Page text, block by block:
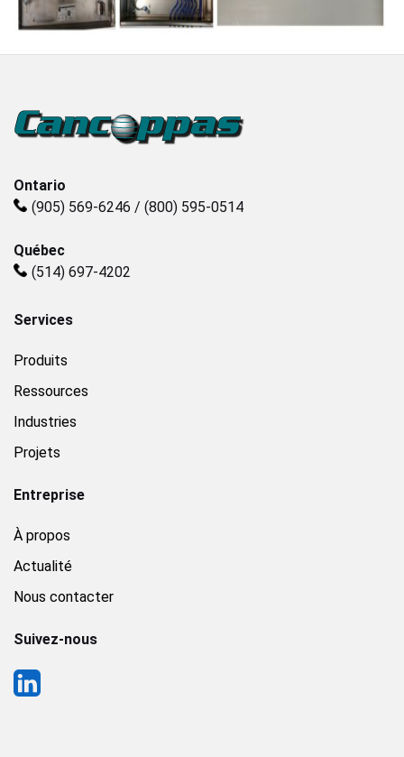
Ontario
(905) 569-6246 / (800) 595-0514
Québec
(514) 697-4202
Services
Produits
Ressources
Industries
Projets
Entreprise
À propos
Actualité
Nous contacter
Suivez-nous